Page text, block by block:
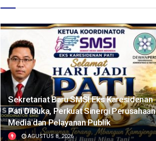
Sekretariat Baru SMSI Eks Karesidenan
Pati Dibuka, Perkuat Sinergi Perusahaan
Media dan Pelayanan Publik
AGUSTUS 8, 2026